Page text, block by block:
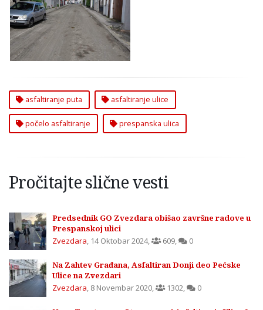
Počeli radovi na
asfaltiranju
Prespanske ulice
asfaltiranje puta asfaltiranje ulice
počelo asfaltiranje prespanska ulica
Pročitajte slične vesti
Predsednik GO Zvezdara obišao završne radove u
Prespanskoj ulici
Zvezdara, 14 Oktobar 2024, 609, 0
Na Zahtev Građana, Asfaltiran Donji deo Pećske
Ulice na Zvezdari
Zvezdara, 8 Novembar 2020, 1302, 0